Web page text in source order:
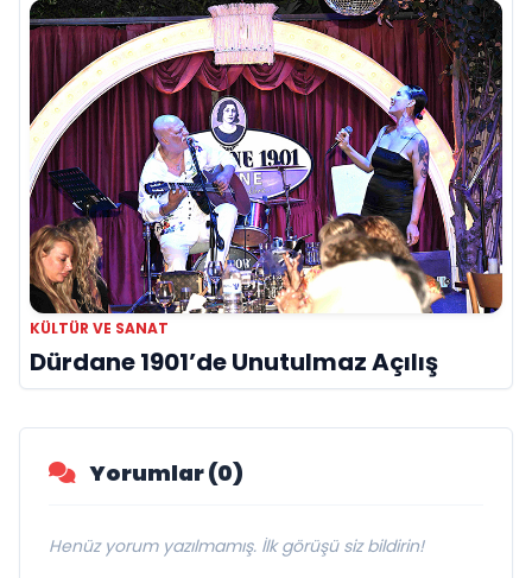
KÜLTÜR VE SANAT
Dürdane 1901’de Unutulmaz Açılış
Yorumlar (0)
Henüz yorum yazılmamış. İlk görüşü siz bildirin!